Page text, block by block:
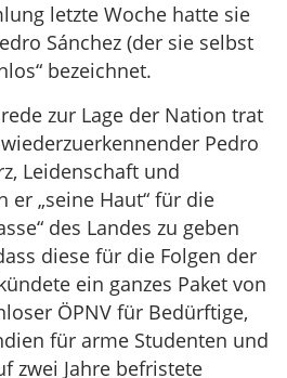
letzte Woche hatte sie
Sánchez (der sie selbst
bezeichnet.
zur Lage der Nation trat
Pedro
Leidenschaft und
er „seine Haut“ für die
des Landes zu geben
diese für die Folgen der
ein ganzes Paket von
ÖPNV für Bedürftige,
für arme Studenten und
zwei Jahre befristete